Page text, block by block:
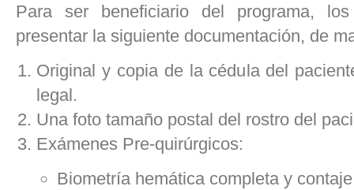
Para ser beneficiario del programa, los
presentar la siguiente documentación, de
Original y copia de la cédula del
legal.
Una foto tamaño postal del rostro del
Exámenes Pre-quirúrgicos:
Biometría hemática completa y